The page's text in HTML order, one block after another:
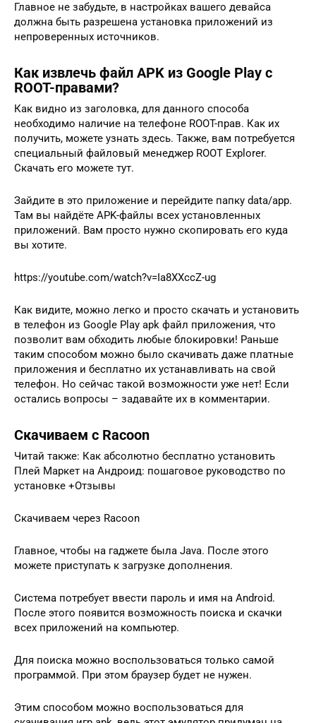
Главное не забудьте, в настройках вашего девайса
должна быть разрешена установка приложений из
непроверенных источников.
Как извлечь файл APK из Google Play с
ROOT-правами?
Как видно из заголовка, для данного способа
необходимо наличие на телефоне ROOT-прав. Как их
получить, можете узнать здесь. Также, вам потребуется
специальный файловый менеджер ROOT Explorer.
Скачать его можете тут.
Зайдите в это приложение и перейдите папку data/app.
Там вы найдёте APK-файлы всех установленных
приложений. Вам просто нужно скопировать его куда
вы хотите.
https://youtube.com/watch?v=Ia8XXccZ-ug
Как видите, можно легко и просто скачать и установить
в телефон из Google Play apk файл приложения, что
позволит вам обходить любые блокировки! Раньше
таким способом можно было скачивать даже платные
приложения и бесплатно их устанавливать на свой
телефон. Но сейчас такой возможности уже нет! Если
остались вопросы – задавайте их в комментарии.
Скачиваем с Racoon
Читай также: Как абсолютно бесплатно установить
Плей Маркет на Андроид: пошаговое руководство по
установке +Отзывы
Скачиваем через Racoon
Главное, чтобы на гаджете была Java. После этого
можете приступать к загрузке дополнения.
Система потребует ввести пароль и имя на Android.
После этого появится возможность поиска и скачки
всех приложений на компьютер.
Для поиска можно воспользоваться только самой
программой. При этом браузер будет не нужен.
Этим способом можно воспользоваться для